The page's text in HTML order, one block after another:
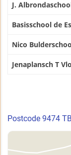
J.
Basisschool de
Nico
Jenaplansch T
Postcode 9474